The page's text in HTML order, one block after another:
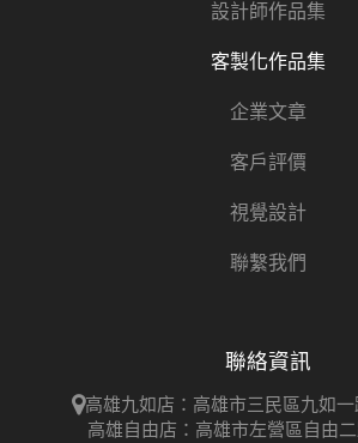
設計師作品集
客製化作品集
企業文章
客戶評價
視覺設計
聯繫我們
聯絡資訊
高雄九如店：高雄市三民區九如一
高雄自由店：高雄市左營區自由